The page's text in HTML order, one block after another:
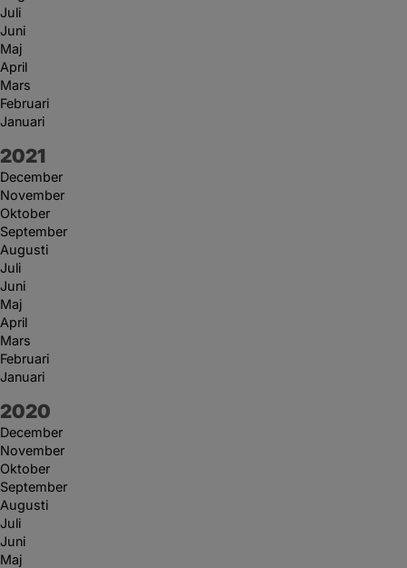
Juli
Juni
Maj
April
Mars
Februari
Januari
År:
2021
December
November
Oktober
September
Augusti
Juli
Juni
Maj
April
Mars
Februari
Januari
År:
2020
December
November
Oktober
September
Augusti
Juli
Juni
Maj